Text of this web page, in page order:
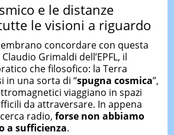
e le distanze
le visioni a riguardo
concordare con questa
Grimaldi dell’EPFL, il
che filosofico: la Terra
in una sorta di “spugna cosmica”,
viaggiano in spazi
da attraversare. In appena
radio, forse non abbiamo
a sufficienza.